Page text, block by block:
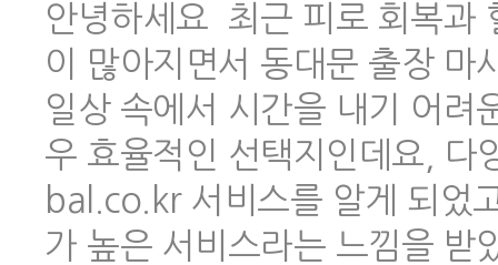
안녕하세요 최근 피로 회복과
이 많아지면서 동대문 출장 마
일상 속에서 시간을 내기 어려
우 효율적인 선택지인데요,
bal.co.kr 서비스를 알게 되었
가 높은 서비스라는 느낌을 받